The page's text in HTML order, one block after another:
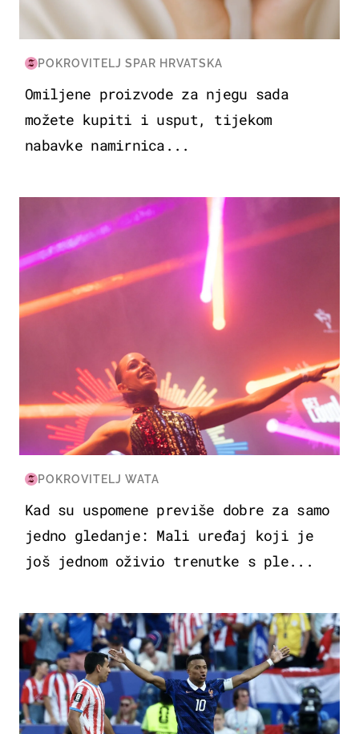
POKROVITELJ SPAR HRVATSKA
Omiljene proizvode za njegu sada
možete kupiti i usput, tijekom
nabavke namirnica...
KULTURA & ZABAVA
POKROVITELJ WATA
Kad su uspomene previše dobre za samo
jedno gledanje: Mali uređaj koji je
još jednom oživio trenutke s ple...
SVJETSKO PRVENSTVO 2026